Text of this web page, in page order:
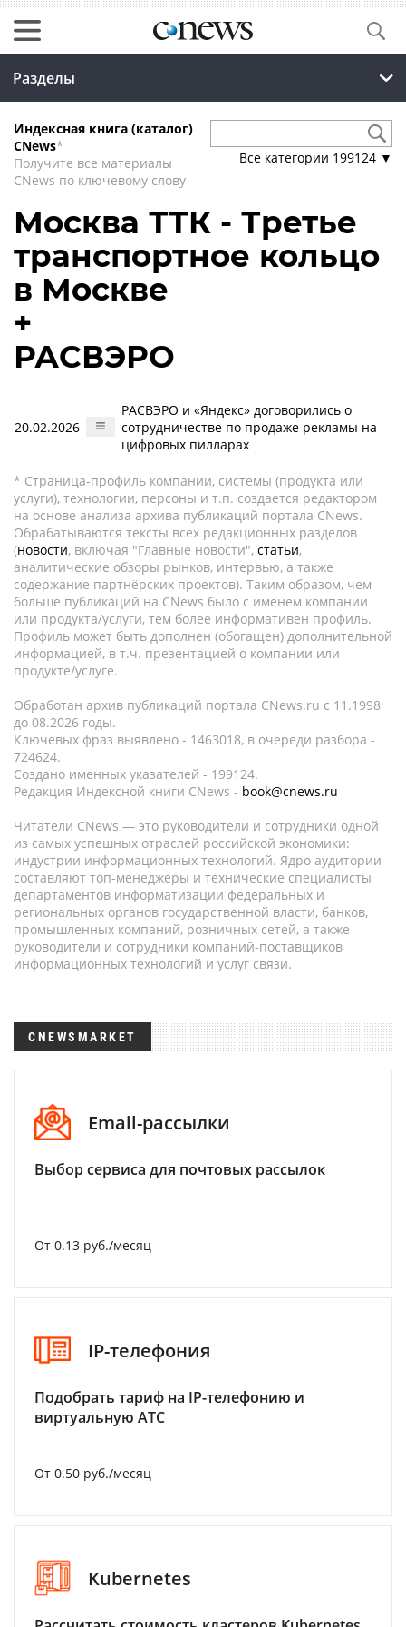
Разделы
Индексная книга (каталог)
CNews*
Получите все материалы
CNews по ключевому слову
Все категории 199124 ▼
Москва ТТК - Третье
транспортное кольцо
в Москве
+
РАСВЭРО
20.02.2026
РАСВЭРО и «Яндекс» договорились о
сотрудничестве по продаже рекламы на
цифровых пилларах
* Страница-профиль компании, системы (продукта или
услуги), технологии, персоны и т.п. создается редактором
на основе анализа архива публикаций портала CNews.
Обрабатываются тексты всех редакционных разделов
(новости, включая "Главные новости", статьи,
аналитические обзоры рынков, интервью, а также
содержание партнёрских проектов). Таким образом, чем
больше публикаций на CNews было с именем компании
или продукта/услуги, тем более информативен профиль.
Профиль может быть дополнен (обогащен) дополнительной
информацией, в т.ч. презентацией о компании или
продукте/услуге.
Обработан архив публикаций портала CNews.ru c 11.1998
до 08.2026 годы.
Ключевых фраз выявлено - 1463018, в очереди разбора -
724624.
Создано именных указателей - 199124.
Редакция Индексной книги CNews - book@cnews.ru
Читатели CNews — это руководители и сотрудники одной
из самых успешных отраслей российской экономики:
индустрии информационных технологий. Ядро аудитории
составляют топ-менеджеры и технические специалисты
департаментов информатизации федеральных и
региональных органов государственной власти, банков,
промышленных компаний, розничных сетей, а также
руководители и сотрудники компаний-поставщиков
информационных технологий и услуг связи.
CNEWSMARKET
Email-рассылки
Выбор сервиса для почтовых рассылок
От 0.13 руб./месяц
IP-телефония
Подобрать тариф на IP-телефонию и
виртуальную АТС
От 0.50 руб./месяц
Kubernetes